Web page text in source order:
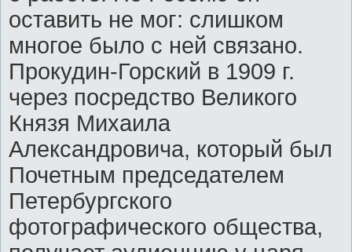
оставить не мог: слишком
многое было с ней связано.
Прокудин-Горский в 1909 г.
через посредство Великого
Князя Михаила
Александровича, который был
Почетным председателем
Петербургского
фотографического общества,